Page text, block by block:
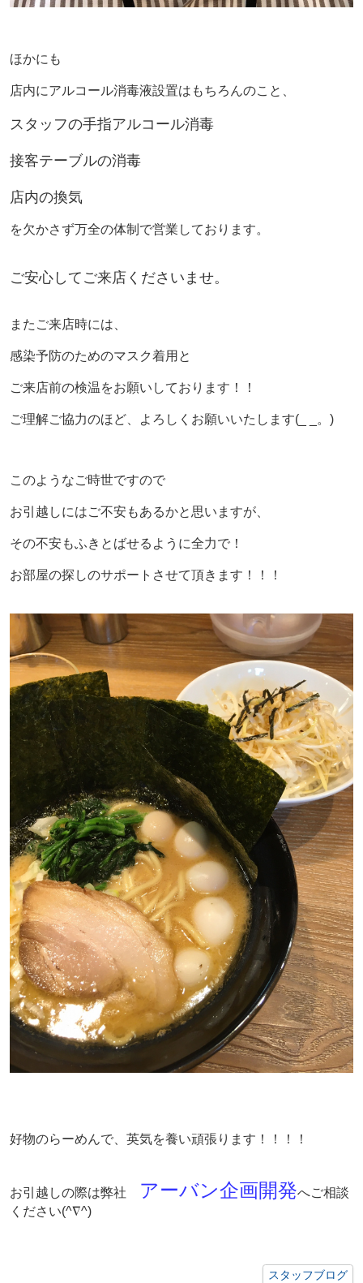
ほかにも
店内にアルコール消毒液設置はもちろんのこと、
スタッフの手指アルコール消毒
接客テーブルの消毒
店内の換気
を欠かさず万全の体制で営業しております。
ご安心してご来店くださいませ。
またご来店時には、
感染予防のためのマスク着用と
ご来店前の検温をお願いしております！！
ご理解ご協力のほど、よろしくお願いいたします(_ _。)
このようなご時世ですので
お引越しにはご不安もあるかと思いますが、
その不安もふきとばせるように全力で！
お部屋の探しのサポートさせて頂きます！！！
好物のらーめんで、英気を養い頑張ります！！！！
お引越しの際は弊社 アーバン企画開発へご相談
ください(^∇^)
スタッフブログ